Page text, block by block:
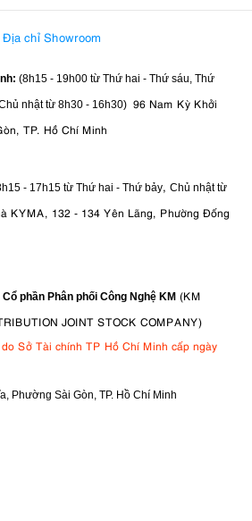
Địa chỉ Showroom
(8h15 - 19h00 từ Thứ hai - Thứ sáu, Thứ
nhật từ 8h30 - 16h30) 96 Nam Kỳ Khởi
TP. Hồ Chí Minh
- 17h15 từ Thứ hai - Thứ bảy, Chủ nhật từ
KYMA, 132 - 134 Yên Lãng, Phường Đống
phần Phân phối Công Nghệ KM (KM
JOINT STOCK COMPANY)
Sở Tài chính TP Hồ Chí Minh cấp ngày
Phường Sài Gòn, TP. Hồ Chí Minh